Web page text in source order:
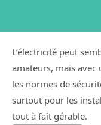
L’électricité peut
amateurs, mais avec
les normes de
surtout pour les
tout à fait gérable.